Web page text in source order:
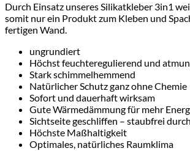
Durch Einsatz unseres Silikatkleber 3in1
somit nur ein Produkt zum Kleben und
fertigen Wand.
ungrundiert
Höchst feuchteregulierend und
Stark schimmelhemmend
Natürlicher Schutz ganz ohne Chemie
Sofort und dauerhaft wirksam
Gute Wärmedämmung für mehr
Sichtseite geschliffen – staubfrei
Höchste Maßhaltigkeit
Optimales, natürliches Raumklima